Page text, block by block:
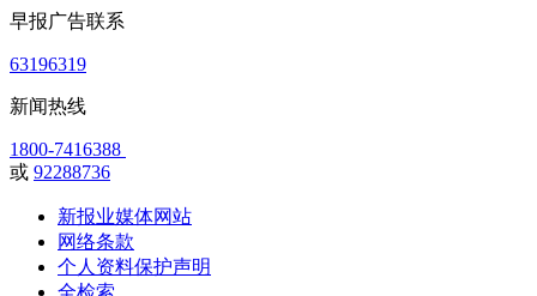
早报广告联系
63196319
新闻热线
1800-7416388
或 92288736
新报业媒体网站
网络条款
个人资料保护声明
全检索